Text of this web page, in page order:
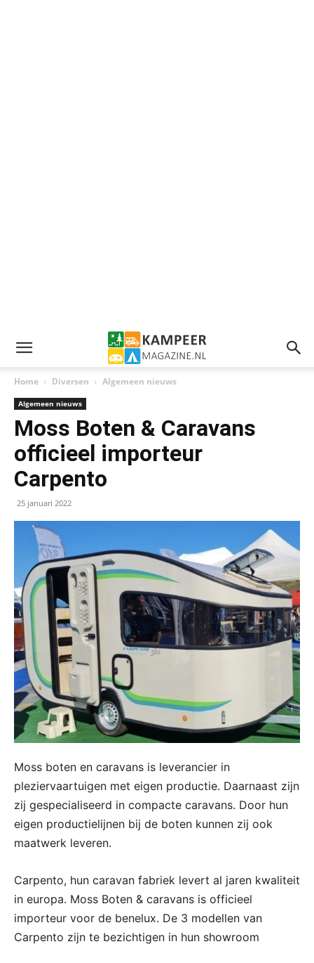
Home Diversen Algemeen nieuws
Algemeen nieuws
Moss Boten & Caravans
officieel importeur
Carpento
25 januari 2022
Moss boten en caravans is leverancier in
pleziervaartuigen met eigen productie. Daarnaast zijn
zij gespecialiseerd in compacte caravans. Door hun
eigen productielijnen bij de boten kunnen zij ook
maatwerk leveren.
Carpento, hun caravan fabriek levert al jaren kwaliteit
in europa. Moss Boten & caravans is officieel
importeur voor de benelux. De 3 modellen van
Carpento zijn te bezichtigen in hun showroom